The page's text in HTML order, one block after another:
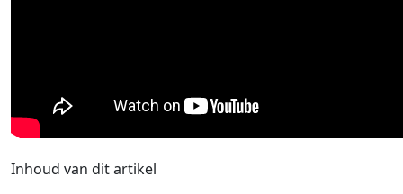
Inhoud van dit artikel